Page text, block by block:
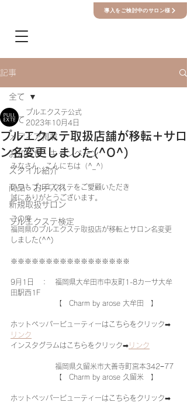
導入をご検討中のサロン様
記事
全て
メディア掲載
お知らせ・キャンペーン
スタイル紹介
商品・お手入れ
新規取扱サロン
プルエクステ検定
全て
プルエクステ取扱店舗が移転＋サロ
ン名変更しました(^O^)
プルエクステ公式
2023年10月4日
みなさん、こんにちは（^_^）
いつもプルエクステをご愛顧いただき
誠にありがとうございます。
この度
福岡県のプルエクステ取扱店が移転とサロン名変更
しました(^^)
※※※※※※※※※※※※※※※※※
9月1日　：　福岡県大牟田市中友町1-8カーサ大牟
田駅西1F
【　Charm by arose 大牟田　】
ホットペッパービューティーはこちらをクリック➡
リンク
インスタグラムはこちらをクリック➡リンク
福岡県久留米市大善寺町宮本342−77
【　Charm by arose 久留米　】
ホットペッパービューティーはこちらをクリック➡